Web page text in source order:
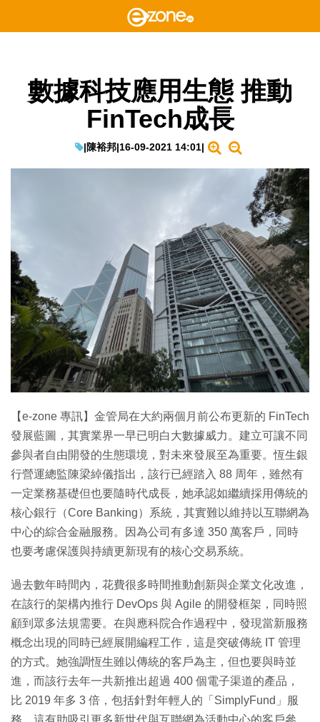
數據科技應用生態 推動
FinTech成長
|陳裕邦|16-09-2021 14:01|
【e-zone 專訊】金管局在大約兩個月前公布更新的 FinTech
發展藍圖，其實業界一早已明白大數據威力。建立可讓不同
參與者自由開發的生態環境，對未來發展至為重要。恆生銀
行營運總監陳梁綽儀指出，該行已經踏入 88 周年，雖然有
一定業務基礎但也要隨時代成長，她承認如繼續採用傳統的
核心銀行（Core Banking）系統，其實難以維持以互聯網為
中心的綜合金融服務。因為公司有多達 350 萬客戶，同時
也要考慮保護與持續更新現有的核心交易系統。
過去數年時間內，花費很多時間推動創新與企業文化改進，
在該行的架構內推行 DevOps 與 Agile 的開發框架，同時照
顧到眾多法規需要。在與應科院合作過程中，發現當新服務
概念出現的同時已經展開編程工作，這是突破傳統 IT 管理
的方式。她強調恆生雖以傳統的客戶為主，但也要與時並
進，而該行去年一共新推出超過 400 個電子渠道的產品，
比 2019 年多 3 倍，包括針對年輕人的「SimplyFund」服
務，這有助吸引更多新世代與互聯網為活動中心的客戶參